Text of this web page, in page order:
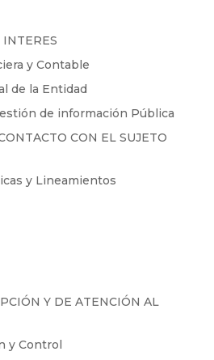
y Contable
de la Entidad
de información Pública
CON EL SUJETO
y Lineamientos
Y DE ATENCIÓN AL
y Control